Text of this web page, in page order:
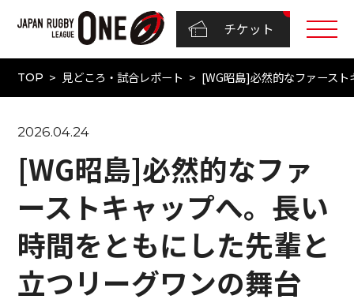
チケット
TOP 見どころ・試合レポート [WG昭島]必然的なファース
2026.04.24
[WG昭島]必然的なファ
ーストキャップへ。長い
時間をともにした先輩と
立つリーグワンの舞台